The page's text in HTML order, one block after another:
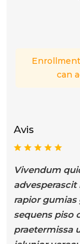
can
Avis
Vivendum
rapior
sequens piso
praetermissa